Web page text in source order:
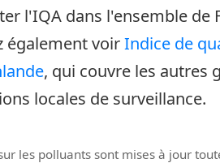
l'IQA dans l'ensemble de
également voirIndice de
, qui couvre les autres
locales de surveillance.
les polluants sont mises à jour